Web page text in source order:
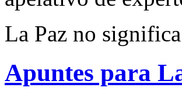
La Paz no
Apuntes para